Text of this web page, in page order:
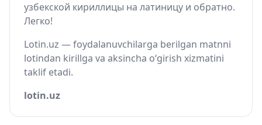
узбекской кириллицы на латиницу и обратно.
Легко!
Lotin.uz — foydalanuvchilarga berilgan matnni
lotindan kirillga va aksincha o‘girish xizmatini
taklif etadi.
lotin.uz